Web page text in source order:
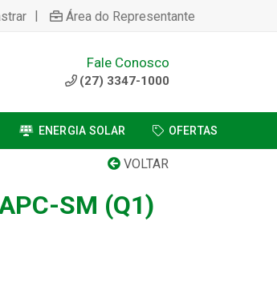
| Área do Representante
Fale Conosco
(27) 3347-1000
ENERGIA SOLAR OFERTAS
VOLTAR
SM (Q1)